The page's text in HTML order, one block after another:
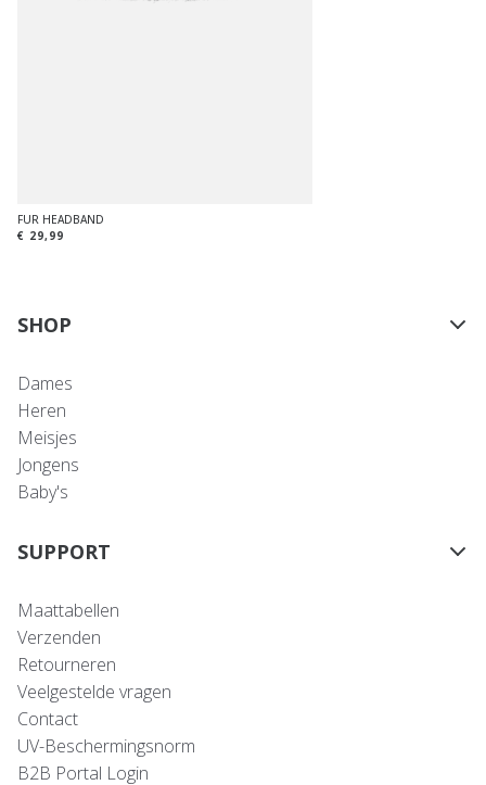
FUR HEADBAND
€ 29,99
SHOP
Dames
Heren
Meisjes
Jongens
Baby's
SUPPORT
Maattabellen
Verzenden
Retourneren
Veelgestelde vragen
Contact
UV-Beschermingsnorm
B2B Portal Login